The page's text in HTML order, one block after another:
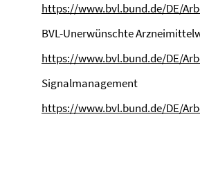
https://www.bvl.bund.de/DE/
BVL-Unerwünschte
https://www.bvl.bund.de/DE/
Signalmanagement
https://www.bvl.bund.de/DE/